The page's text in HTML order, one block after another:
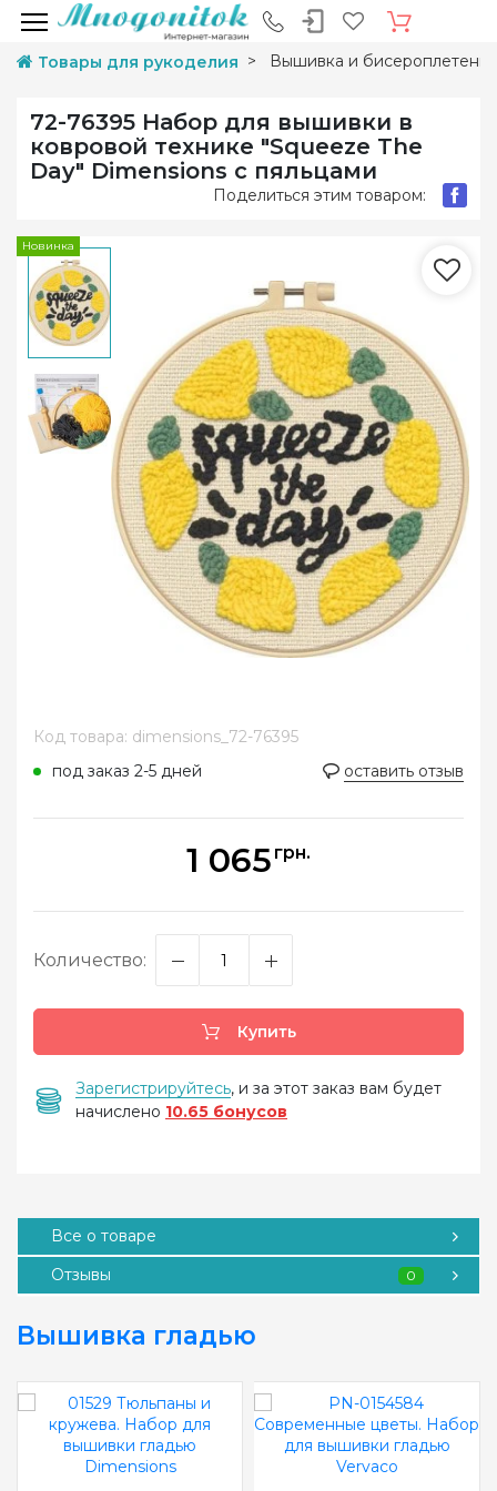
Товары для рукоделия Вышивка и
72-76395 Набор для вышивки в
ковровой технике "Squeeze The
Day" Dimensions с пяльцами
Поделиться этим товаром:
Новинка
Код товара: dimensions_72-76395
под заказ 2-5 дней
оставить отзыв
1 065 грн.
Количество:
Купить
Зарегистрируйтесь, и за этот заказ вам будет
начислено 10.65 бонусов
Все о товаре
Отзывы
0
Вышивка гладью